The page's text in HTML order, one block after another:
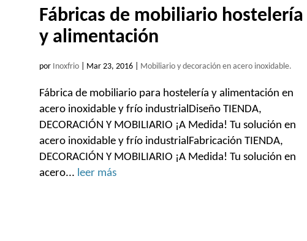
Fábricas de mobiliario hostelería
y alimentación
por Inoxfrio| Mar 23, 2016| Mobiliario y decoración en acero inoxidable.
Fábrica de mobiliario para hostelería y alimentación en
acero inoxidable y frío industrialDiseño TIENDA,
DECORACIÓN Y MOBILIARIO ¡A Medida! Tu solución en
acero inoxidable y frío industrialFabricación TIENDA,
DECORACIÓN Y MOBILIARIO ¡A Medida! Tu solución en
acero... leer más